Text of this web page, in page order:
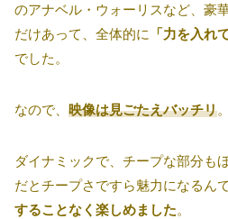
のアナベル・ウォーリスなど、豪
だけあって、全体的に
「力を入れ
でした。
なので、 映像は見ごたえバッチリ。
ダイナミックで、チープな部分も
だとチープさですら魅力になるん
することなく楽しめました。